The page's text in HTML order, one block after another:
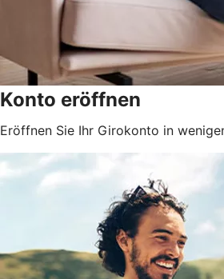
Konto eröffnen
Eröffnen Sie Ihr Girokonto in